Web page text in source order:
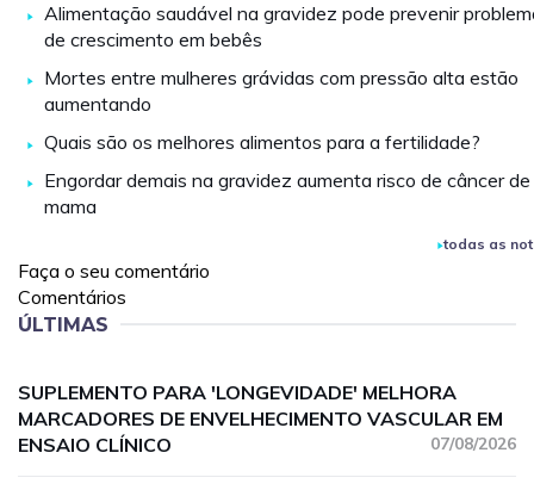
Alimentação saudável na gravidez pode prevenir
de crescimento em bebês
Mortes entre mulheres grávidas com pressão alta estão
aumentando
Quais são os melhores alimentos para a fertilidade?
Engordar demais na gravidez aumenta risco de câncer de
mama
todas as
Faça o seu comentário
Comentários
ÚLTIMAS
SUPLEMENTO PARA 'LONGEVIDADE' MELHORA
MARCADORES DE ENVELHECIMENTO VASCULAR EM
ENSAIO CLÍNICO
07/08/2026